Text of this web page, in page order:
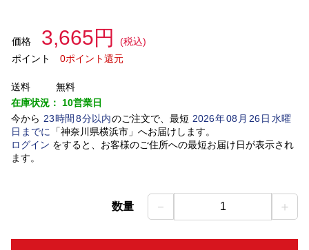
価格 3,665円
(税込)
ポイント
0ポイント還元
送料
無料
在庫状況： 10営業日
今から 23時間 8分以内のご注文で、最短 2026年08 月 26日水曜
日 までに 「神奈川県横浜市」 へお届けします。
ログイン をすると、お客様のご住所への最短お届け日が表示され
ます。
数量 － 1 ＋